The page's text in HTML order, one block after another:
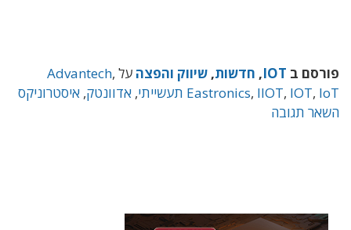
פורסם ב IOT
, חדשות, שיווק והפצה על Advantech,
Eastronics, IIOT, IOT, IoT תעשייתי , אדוונטק, איסטרוניקס
השאר תגובה